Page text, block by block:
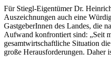
Für Stiegl-Eigentümer Dr.
Auszeichnungen auch eine
GastgeberInnen des Landes, die
Aufwand konfrontiert sind: „Seit
gesamtwirtschaftliche Situation
große Herausforderungen. Daher